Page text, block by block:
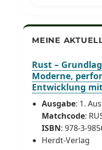
MEINE
Rust –
Moderne,
Entwicklung
Ausgabe: 1.
Matchcode:
ISBN: 978-3-
Herdt-Verlag